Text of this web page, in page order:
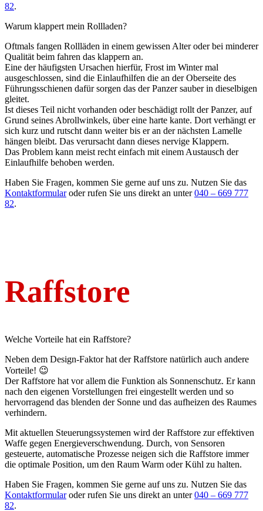
82.
Warum klappert mein Rollladen?
Oftmals fangen Rollläden in einem gewissen Alter oder bei minderer
Qualität beim fahren das klappern an.
Eine der häufigsten Ursachen hierfür, Frost im Winter mal
ausgeschlossen, sind die Einlaufhilfen die an der Oberseite des
Führungsschienen dafür sorgen das der Panzer sauber in dieselbigen
gleitet.
Ist dieses Teil nicht vorhanden oder beschädigt rollt der Panzer, auf
Grund seines Abrollwinkels, über eine harte kante. Dort verhängt er
sich kurz und rutscht dann weiter bis er an der nächsten Lamelle
hängen bleibt. Das verursacht dann dieses nervige Klappern.
Das Problem kann meist recht einfach mit einem Austausch der
Einlaufhilfe behoben werden.
Haben Sie Fragen, kommen Sie gerne auf uns zu. Nutzen Sie das
Kontaktformularoder rufen Sie uns direkt an unter040 – 669 777
82.
Raffstore
Welche Vorteile hat ein Raffstore?
Neben dem Design-Faktor hat der Raffstore natürlich auch andere
Vorteile! 😉
Der Raffstore hat vor allem die Funktion als Sonnenschutz. Er kann
nach den eigenen Vorstellungen frei eingestellt werden und so
hervorragend das blenden der Sonne und das aufheizen des Raumes
verhindern.
Mit aktuellen Steuerungssystemen wird der Raffstore zur effektiven
Waffe gegen Energieverschwendung. Durch, von Sensoren
gesteuerte, automatische Prozesse neigen sich die Raffstore immer
die optimale Position, um den Raum Warm oder Kühl zu halten.
Haben Sie Fragen, kommen Sie gerne auf uns zu. Nutzen Sie das
Kontaktformularoder rufen Sie uns direkt an unter040 – 669 777
82.